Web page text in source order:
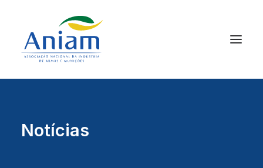
Notícias